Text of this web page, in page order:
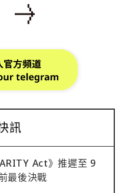
訊
Act》推遲至 9
最後決戰